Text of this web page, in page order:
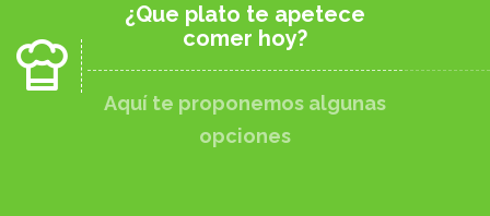
¿Que plato te apetece
comer hoy?
Aquí te proponemos algunas
opciones